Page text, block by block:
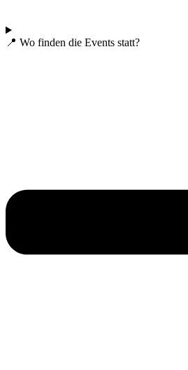
📍 Wo finden die Events statt?